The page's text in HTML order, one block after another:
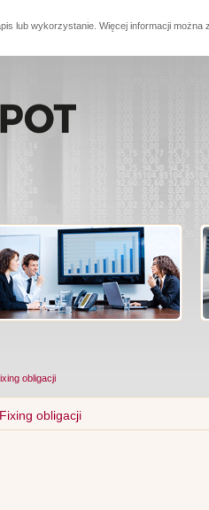
lub wykorzystanie. Więcej informacji można
obligacji
Fixing obligacji